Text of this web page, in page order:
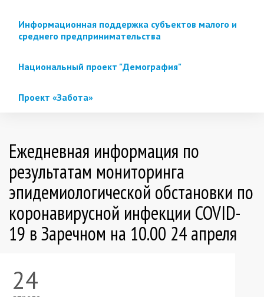
Информационная поддержка субъектов малого и
среднего предпринимательства
Национальный проект "Демография"
Проект «Забота»
Ежедневная информация по
результатам мониторинга
эпидемиологической обстановки по
коронавирусной инфекции COVID-
19 в Заречном на 10.00 24 апреля
24